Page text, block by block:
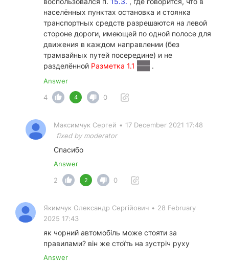
населённых пунктах остановка и стоянка
транспортных средств разрешаются на левой
стороне дороги, имеющей по одной полосе для
движения в каждом направлении (без
трамвайных путей посередине) и не
разделённой Разметка 1.1 .
Answer
4
4 0
Максимчук Сергей • 17 December 2021 17:48
fixed by moderator
Спасибо
Answer
2
2 0
Якимчук Олександр Сергійович • 28 February
2025 17:43
як чорний автомобіль може стояти за
правилами? він же стоїть на зустріч руху
Answer